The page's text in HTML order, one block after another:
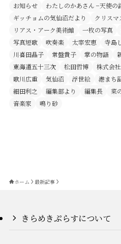
お知らせ わたしのかあさん −天使の
ギッチョムの気仙沼だより
クリスマ
リアス・アーク美術館
一枚の写真
写真短歌
吹奏楽 太宰宏恵 寺島
川喜田晶子
常盤貴子 掌の物語
東海道五十三次
松田哲博 株式会
歌川広重
気仙沼 浮世絵 港まち
細田利之
編集部より 編集長 菜
音楽家
鳴り砂
ホーム 最新記事
きらめきぷらすについて